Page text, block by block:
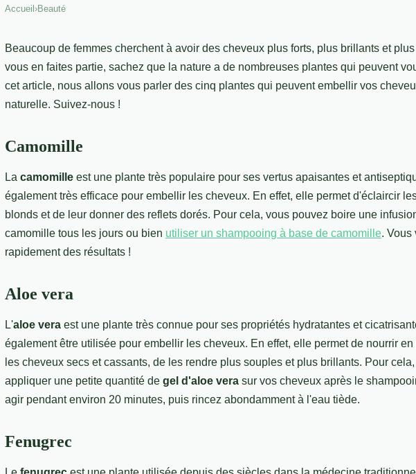
plantes qui embellissent
Accueil ›Beauté
Beaucoup de femmes cherchent à avoir des cheveux plus forts, plus brillants et
vous en faites partie, sachez que la nature a de nombreuses plantes qui peuvent
cet article, nous allons vous parler des cinq plantes qui peuvent embellir vos
naturelle. Suivez-nous !
Camomille
La camomille est une plante très populaire pour ses vertus apaisantes et
également très efficace pour embellir les cheveux. En effet, elle permet d'éclaircir
blonds et de leur donner des reflets dorés. Pour cela, vous pouvez boire une
camomille tous les jours ou bien utiliser un shampooing à base de camomille. Vous
rapidement des résultats !
Aloe vera
L'aloe vera est une plante très connue pour ses propriétés hydratantes et
également être utilisée pour embellir les cheveux. En effet, elle permet de nourrir
les cheveux secs et cassants, de les rendre plus souples et plus brillants. Pour
appliquer une petite quantité de gel d'aloe vera sur vos cheveux après le
agir pendant environ 20 minutes, puis rincez abondamment à l'eau tiède.
Fenugrec